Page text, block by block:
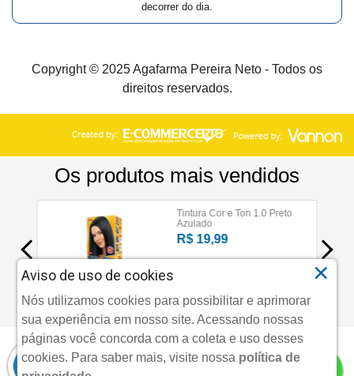
decorrer do dia.
Copyright © 2025 Agafarma Pereira Neto - Todos os
direitos reservados.
Aviso de uso de cookies
Nós utilizamos cookies para possibilitar e aprimorar
sua experiência em nosso site. Acessando nossas
páginas você concorda com a coleta e uso desses
cookies. Para saber mais, visite nossa política de
×